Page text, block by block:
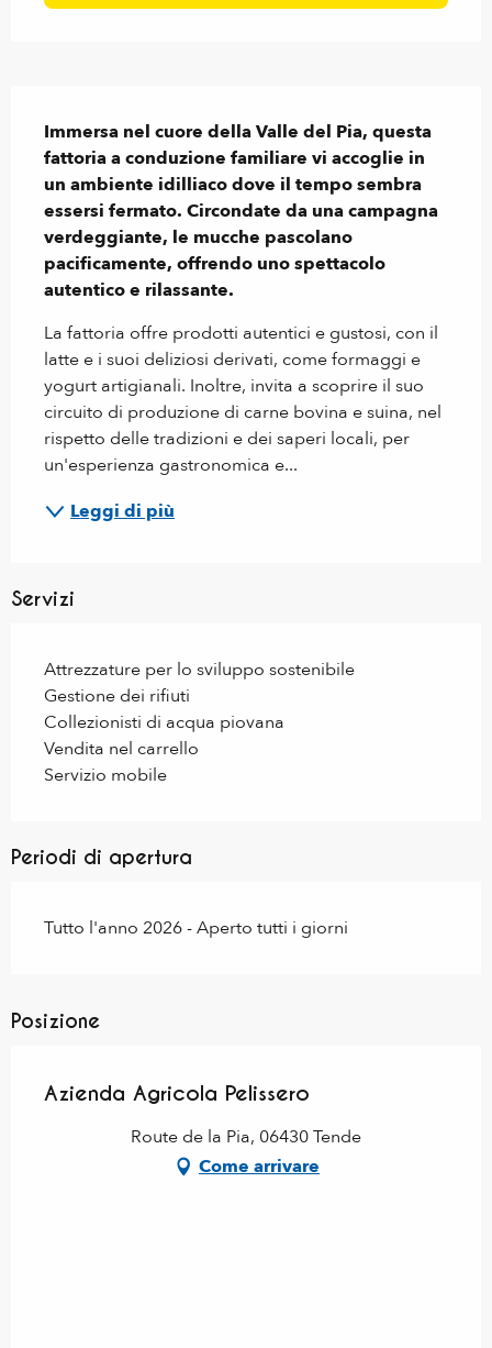
Immersa nel cuore della Valle del Pia, questa
fattoria a conduzione familiare vi accoglie in
un ambiente idilliaco dove il tempo sembra
essersi fermato. Circondate da una campagna
verdeggiante, le mucche pascolano
pacificamente, offrendo uno spettacolo
autentico e rilassante.
La fattoria offre prodotti autentici e gustosi, con il
latte e i suoi deliziosi derivati, come formaggi e
yogurt artigianali. Inoltre, invita a scoprire il suo
circuito di produzione di carne bovina e suina, nel
rispetto delle tradizioni e dei saperi locali, per
un'esperienza gastronomica e...
Leggi di più
Servizi
Attrezzature per lo sviluppo sostenibile
Gestione dei rifiuti
Collezionisti di acqua piovana
Vendita nel carrello
Servizio mobile
Periodi di apertura
Tutto l'anno 2026 - Aperto tutti i giorni
Posizione
Azienda Agricola Pelissero
Route de la Pia, 06430 Tende
Come arrivare